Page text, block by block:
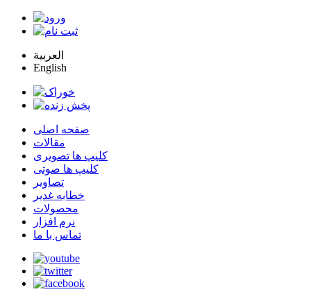
العربية
English
صفحه اصلی
مقالات
کلیپ ها تصویری
کلیپ ها صوتی
تصاویر
خطابه غدیر
محصولات
نرم افزار
تماس با ما